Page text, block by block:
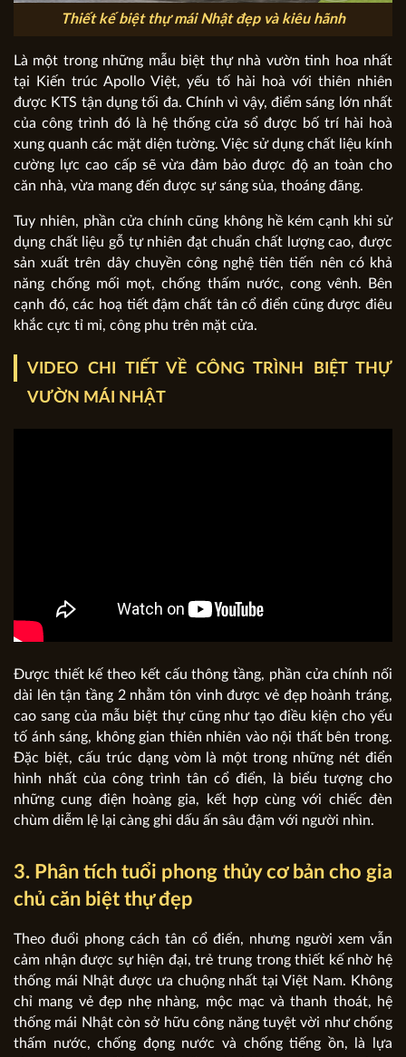
Thiết kế biệt thự mái Nhật đẹp và kiêu hãnh
Là một trong những mẫu biệt thự nhà vườn tinh hoa nhất
tại Kiến trúc Apollo Việt, yếu tố hài hoà với thiên nhiên
được KTS tận dụng tối đa. Chính vì vậy, điểm sáng lớn nhất
của công trình đó là hệ thống cửa sổ được bố trí hài hoà
xung quanh các mặt diện tường. Việc sử dụng chất liệu kính
cường lực cao cấp sẽ vừa đảm bảo được độ an toàn cho
căn nhà, vừa mang đến được sự sáng sủa, thoáng đãng.
Tuy nhiên, phần cửa chính cũng không hề kém cạnh khi sử
dụng chất liệu gỗ tự nhiên đạt chuẩn chất lượng cao, được
sản xuất trên dây chuyền công nghệ tiên tiến nên có khả
năng chống mối mọt, chống thấm nước, cong vênh. Bên
cạnh đó, các hoạ tiết đậm chất tân cổ điển cũng được điêu
khắc cực tỉ mỉ, công phu trên mặt cửa.
VIDEO CHI TIẾT VỀ CÔNG TRÌNH BIỆT THỰ
VƯỜN MÁI NHẬT
Được thiết kế theo kết cấu thông tầng, phần cửa chính nối
dài lên tận tầng 2 nhằm tôn vinh được vẻ đẹp hoành tráng,
cao sang của mẫu biệt thự cũng như tạo điều kiện cho yếu
tố ánh sáng, không gian thiên nhiên vào nội thất bên trong.
Đặc biệt, cấu trúc dạng vòm là một trong những nét điển
hình nhất của công trình tân cổ điển, là biểu tượng cho
những cung điện hoàng gia, kết hợp cùng với chiếc đèn
chùm diễm lệ lại càng ghi dấu ấn sâu đậm với người nhìn.
3. Phân tích tuổi phong thủy cơ bản cho gia
chủ căn biệt thự đẹp
Theo đuổi phong cách tân cổ điển, nhưng người xem vẫn
cảm nhận được sự hiện đại, trẻ trung trong thiết kế nhờ hệ
thống mái Nhật được ưa chuộng nhất tại Việt Nam. Không
chỉ mang vẻ đẹp nhẹ nhàng, mộc mạc và thanh thoát, hệ
thống mái Nhật còn sở hữu công năng tuyệt vời như chống
thấm nước, chống đọng nước và chống tiếng ồn, là lựa